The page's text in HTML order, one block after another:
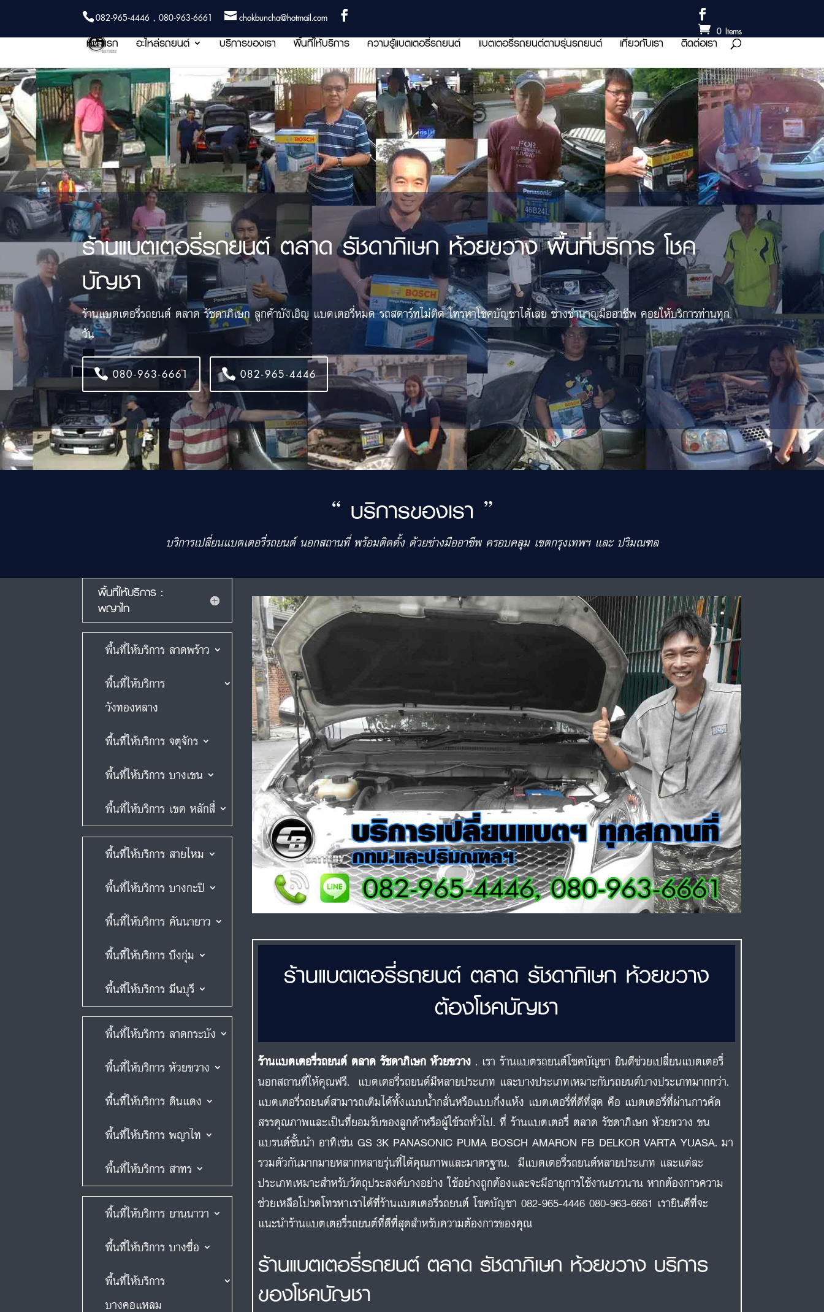
082-965-4446 , 080-963-6661
chokbuncha@hotmail.com
0 Items
หน้าแรก อะไหล่รถยนต์ บริการของเรา พื้นที่ให้บริการ ความรู้แบตเตอรี่รถยนต์ แบตเตอรี่รถยนต์ตามรุ่นรถยนต์ เกี่ยวกับเรา ติดต่อเรา
ร้านแบตเตอรี่รถยนต์ ตลาด รัชดาภิเษก ห้วยขวาง พื้นที่บริการ โชค
บัญชา
ร้านแบตเตอรี่รถยนต์ ตลาด รัชดาภิเษก ลูกค้าบังเอิญ แบตเตอรี่หมด รถสตาร์ทไม่ติด โทรหาโชคบัญชาได้เลย ช่างชำนาญมืออาชีพ คอยให้บริการท่านทุก
วัน
080-963-6661 082-965-4446
“ บริการของเรา ”
บริการเปลี่ยนแบตเตอรี่รถยนต์ นอกสถานที่ พร้อมติดตั้ง ด้วยช่างมืออาชีพ ครอบคลุม เขตกรุงเทพฯ และ ปริมณฑล
พื้นที่ให้บริการ :
พญาไท
พื้นที่ให้บริการ ลาดพร้าว
พื้นที่ให้บริการ
วังทองหลาง
พื้นที่ให้บริการ จตุจักร
พื้นที่ให้บริการ บางเขน
พื้นที่ให้บริการ เขต หลักสี่
พื้นที่ให้บริการ สายไหม
พื้นที่ให้บริการ บางกะปิ
พื้นที่ให้บริการ คันนายาว
พื้นที่ให้บริการ บึงกุ่ม
พื้นที่ให้บริการ มีนบุรี
พื้นที่ให้บริการ ลาดกระบัง
พื้นที่ให้บริการ ห้วยขวาง
พื้นที่ให้บริการ ดินแดง
พื้นที่ให้บริการ พญาไท
พื้นที่ให้บริการ สาทร
พื้นที่ให้บริการ ยานนาวา
พื้นที่ให้บริการ บางซื่อ
พื้นที่ให้บริการ
บางคอแหลม
ร้านแบตเตอรี่รถยนต์ ตลาด รัชดาภิเษก ห้วยขวาง
ต้องโชคบัญชา
ร้านแบตเตอรี่รถยนต์ ตลาด รัชดาภิเษก ห้วยขวาง . เรา ร้านแบตรถยนต์โชคบัญชา ยินดีช่วยเปลี่ยนแบตเตอรี่
นอกสถานที่ให้คุณฟรี. แบตเตอรี่รถยนต์มีหลายประเภท และบางประเภทเหมาะกับรถยนต์บางประเภทมากกว่า.
แบตเตอรี่รถยนต์สามารถเติมได้ทั้งแบบน้ำกลั่นหรือแบบกึ่งแห้ง แบตเตอรี่ที่ดีที่สุด คือ แบตเตอรี่ที่ผ่านการคัด
สรรคุณภาพและเป็นที่ยอมรับของลูกค้าหรือผู้ใช้รถทั่วไป. ที่ ร้านแบตเตอรี่ ตลาด รัชดาภิเษก ห้วยขวาง ขน
แบรนด์ชั้นนำ อาทิเช่น GS 3K PANASONIC PUMA BOSCH AMARON FB DELKOR VARTA YUASA. มา
รวมตัวกันมากมายหลากหลายรุ่นที่ได้คุณภาพและมาตรฐาน. มีแบตเตอรี่รถยนต์หลายประเภท และแต่ละ
ประเภทเหมาะสำหรับวัตถุประสงค์บางอย่าง ใช้อย่างถูกต้องและจะมีอายุการใช้งานยาวนาน หากต้องการความ
ช่วยเหลือโปรดโทรหาเราได้ที่ร้านแบตเตอรี่รถยนต์ โชคบัญชา 082-965-4446 080-963-6661 เรายินดีที่จะ
แนะนำร้านแบตเตอรี่รถยนต์ที่ดีที่สุดสำหรับความต้องการของคุณ
ร้านแบตเตอรี่รถยนต์ ตลาด รัชดาภิเษก ห้วยขวาง บริการ
ของโชคบัญชา